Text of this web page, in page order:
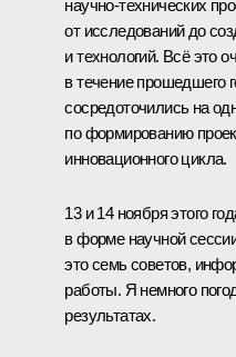
научно-технических
от исследований до
и технологий. Всё это
в течение прошедшего
сосредоточились на
по формированию
инновационного цикла.
13 и 14 ноября этого
в форме научной
это семь советов,
работы. Я немного
результатах.